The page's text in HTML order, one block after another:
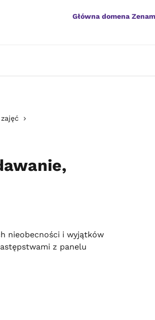
Główna domena
nieobecności i wyjątków
z panelu